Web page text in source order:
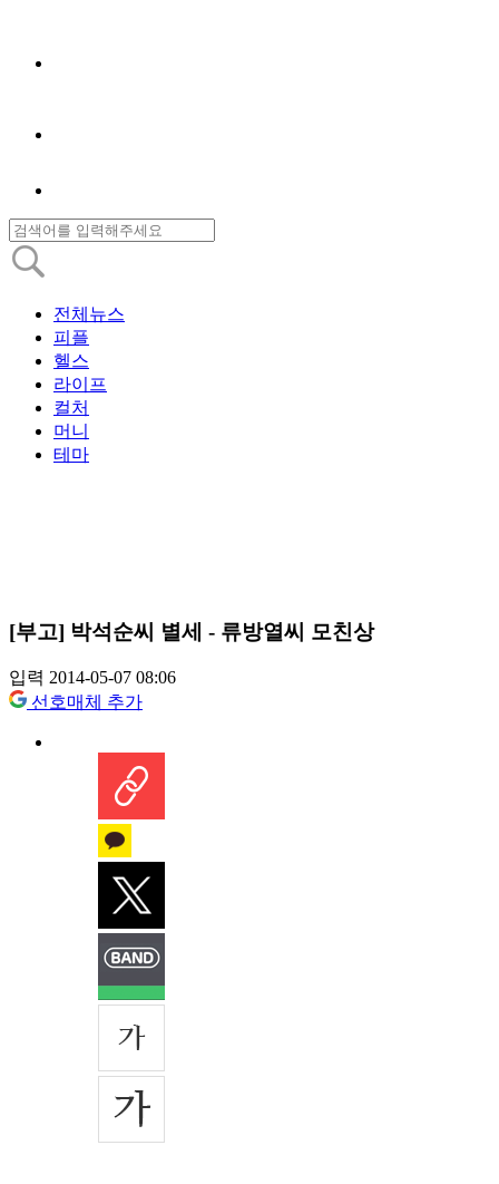
전체뉴스
피플
헬스
라이프
컬처
머니
테마
[부고] 박석순씨 별세 - 류방열씨 모친상
입력 2014-05-07 08:06
선호매체 추가